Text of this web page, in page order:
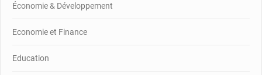
Économie & Développement
Economie et Finance
Education